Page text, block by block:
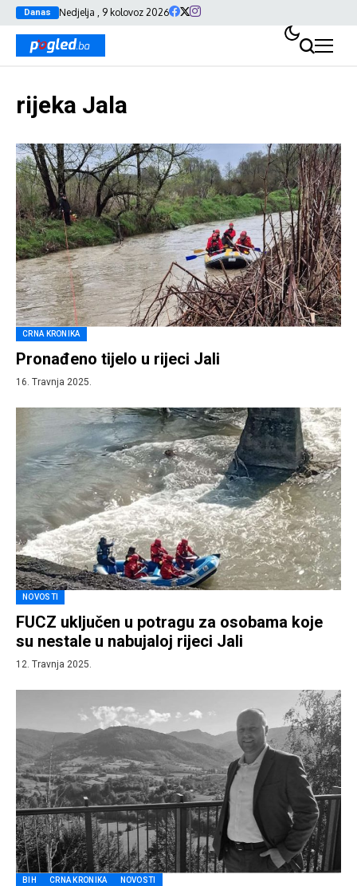
Danas Nedjelja , 9 kolovoz 2026
rijeka Jala
CRNA KRONIKA
Pronađeno tijelo u rijeci Jali
16. Travnja 2025.
NOVOSTI
FUCZ uključen u potragu za osobama koje
su nestale u nabujaloj rijeci Jali
12. Travnja 2025.
BIH CRNA KRONIKA NOVOSTI